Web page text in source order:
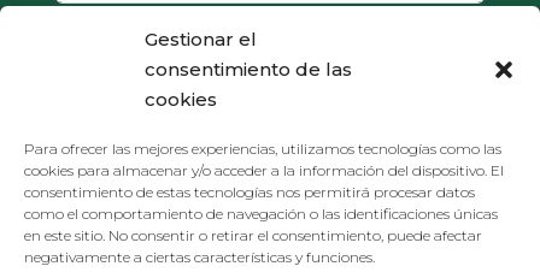
Gestionar el
consentimiento de las
cookies
Para ofrecer las mejores experiencias, utilizamos tecnologías como las
cookies para almacenar y/o acceder a la información del dispositivo. El
consentimiento de estas tecnologías nos permitirá procesar datos
como el comportamiento de navegación o las identificaciones únicas
en este sitio. No consentir o retirar el consentimiento, puede afectar
negativamente a ciertas características y funciones.
electrónico para que puedan responder a mi consulta.
Política de Privacidad
Política de Cookies